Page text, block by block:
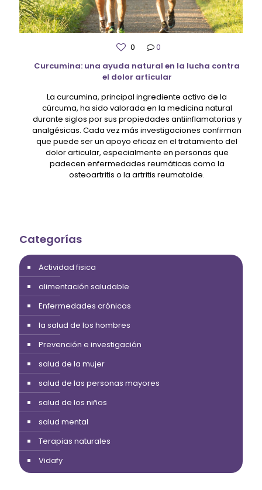
0
0
Curcumina: una ayuda natural en la lucha contra
el dolor articular
La curcumina, principal ingrediente activo de la
cúrcuma, ha sido valorada en la medicina natural
durante siglos por sus propiedades antiinflamatorias y
analgésicas. Cada vez más investigaciones confirman
que puede ser un apoyo eficaz en el tratamiento del
dolor articular, especialmente en personas que
padecen enfermedades reumáticas como la
osteoartritis o la artritis reumatoide.
Categorías
Actividad fisica
alimentación saludable
Enfermedades crónicas
la salud de los hombres
Prevención e investigación
salud de la mujer
salud de las personas mayores
salud de los niños
salud mental
Terapias naturales
Vidafy